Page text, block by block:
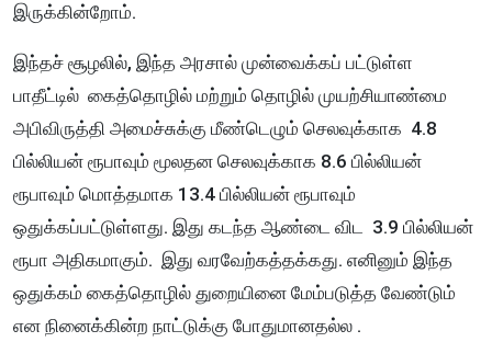
இருக்கின்றோம்.
இந்தச் சூழலில், இந்த அரசால் முன்வைக்கப் பட்டுள்ள
பாதீட்டில் கைத்தொழில் மற்றும் தொழில் முயற்சியாண்மை
அபிவிருத்தி அமைச்சுக்கு மீண்டெழும் செலவுக்காக 4.8
பில்லியன் ரூபாவும் மூலதன செலவுக்காக 8.6 பில்லியன்
ரூபாவும் மொத்தமாக 13.4 பில்லியன் ரூபாவும்
ஒதுக்கப்பட்டுள்ளது. இது கடந்த ஆண்டை விட 3.9 பில்லியன்
ரூபா அதிகமாகும். இது வரவேற்கத்தக்கது. எனினும் இந்த
ஒதுக்கம் கைத்தொழில் துறையினை மேம்படுத்த வேண்டும்
என நினைக்கின்ற நாட்டுக்கு போதுமானதல்ல .